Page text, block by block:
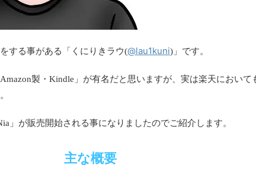
する事がある「くにりきラウ(@lau1kuni)」です。
製・Kindle」が有名だと思いますが、実は楽天において
」が販売開始される事になりましたのでご紹介します。
主な概要